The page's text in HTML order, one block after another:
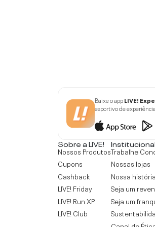
Baixe o appLIVE!
esportivo de
Sobre a LIVE!
Nossos Produtos
Cupons
Cashback
LIVE! Friday
LIVE! Run XP
LIVE! Club
Institucional
Trabalhe
Nossas lojas
Nossa história
Seja um
Seja um